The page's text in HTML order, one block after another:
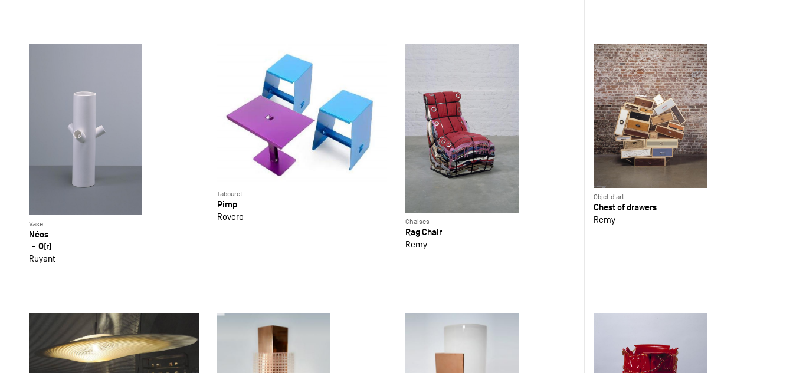
Vase
Néos
O(r)
Ruyant
Tabouret
Pimp
Rovero Chaises
Rag Chair
Remy
Objet d'art
Chest of drawers
Remy